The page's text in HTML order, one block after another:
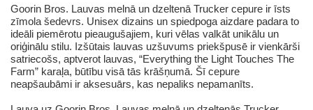
Goorin Bros. Lauvas melnā un dzeltenā Trucker cepure ir īsts
zīmola šedevrs. Unisex dizains un spiedpoga aizdare padara to
ideāli piemērotu pieaugušajiem, kuri vēlas valkāt unikālu un
oriģinālu stilu. Izšūtais lauvas uzšuvums priekšpusē ir vienkārši
satriecošs, aptverot lauvas, “Everything the Light Touches The
Farm” karaļa, būtību visā tās krāšņumā. Šī cepure
neapšaubāmi ir aksesuārs, kas nepaliks nepamanīts.